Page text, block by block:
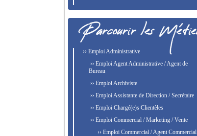
›› Emploi Administrative
›› Emploi Agent Administrative / Agent de
Bureau
›› Emploi Archiviste
›› Emploi Assistante de Direction / Secrétaire
›› Emploi Chargé(e)s Clientèles
›› Emploi Commercial / Marketing / Vente
›› Emploi Commercial / Agent Commercial